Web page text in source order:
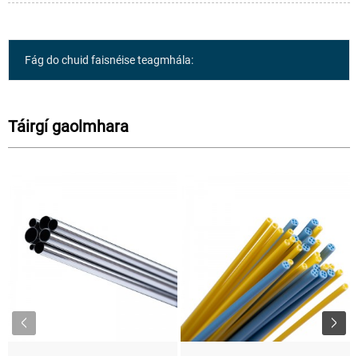
Fág do chuid faisnéise teagmhála:
Táirgí gaolmhara